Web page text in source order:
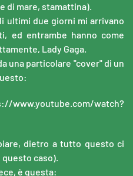
di mare, stamattina).
ultimi due giorni mi arrivano
ed entrambe hanno come
Lady Gaga.
una particolare "cover" di un
watch?
dietro a tutto questo ci
caso).
è questa: